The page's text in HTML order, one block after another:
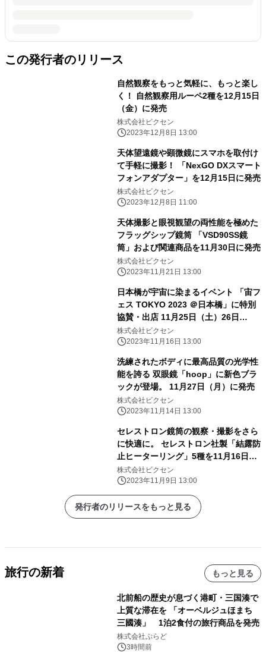
この発行者のリリース
自然観察をもっと気軽に、もっと楽し
く！ 自然観察用ルーペ2種を12月15日
（金）に発売
株式会社ビクセン
2023年12月8日 13:00
天体望遠鏡や顕微鏡にスマホを取付け
て手軽に撮影！ 「NexGO DXスマート
フォンアダプター」を12月15日に発売
株式会社ビクセン
2023年12月8日 11:00
天体撮影と眼視観望の両性能を極めた
フラッグシップ鏡筒 「VSD90SS鏡
筒」および関連商品を11月30日に発売
株式会社ビクセン
2023年11月21日 13:00
日本橋が宇宙に染まるイベント 「宙フ
ェス TOKYO 2023 ＠日本橋」に特別
協賛・出店 11月25日（土）26日
（日）開催
株式会社ビクセン
2023年11月16日 13:00
洗練されたボディに最高品質の光学性
能を誇る 双眼鏡「hoop」に新色ブラ
ックが登場。 11月27日（月）に発売
株式会社ビクセン
2023年11月14日 13:00
セレストロン鏡筒の観察・撮影をさら
に快適に。 セレストロン社製「結露防
止ヒーターリング」5種を11月16日
（木）に発売。
株式会社ビクセン
2023年11月9日 13:00
発行者のリリースをもっと見る
旅行の新着 もっと見る
北前船の歴史が息づく港町・三国湊で
上質な滞在を 「オーベルジュほまち
三國湊」 1泊2食付の旅行商品を発売
株式会社ぷらど
3時間前